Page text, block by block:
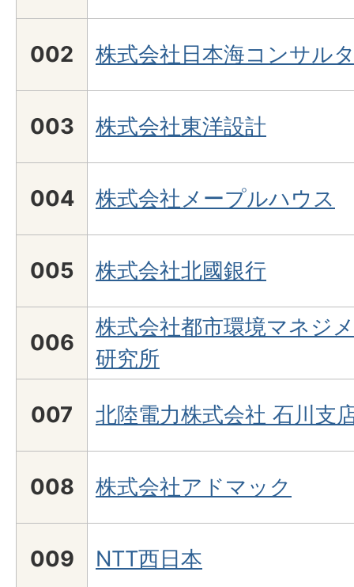
002 株式会社日本海コンサル
003 株式会社東洋設計
004 株式会社メープルハウス
005 株式会社北國銀行
006
株式会社都市環境マネジ
研究所
007 北陸電力株式会社 石川支
008 株式会社アドマック
009 NTT西日本